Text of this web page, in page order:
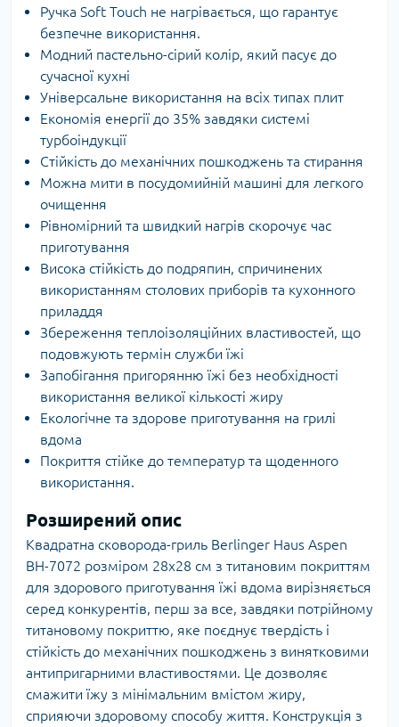
Ручка Soft Touch не нагрівається, що гарантує
безпечне використання.
Модний пастельно-сірий колір, який пасує до
сучасної кухні
Універсальне використання на всіх типах плит
Економія енергії до 35% завдяки системі
турбоіндукції
Стійкість до механічних пошкоджень та стирання
Можна мити в посудомийній машині для легкого
очищення
Рівномірний та швидкий нагрів скорочує час
приготування
Висока стійкість до подряпин, спричинених
використанням столових приборів та кухонного
приладдя
Збереження теплоізоляційних властивостей, що
подовжують термін служби їжі
Запобігання пригорянню їжі без необхідності
використання великої кількості жиру
Екологічне та здорове приготування на грилі
вдома
Покриття стійке до температур та щоденного
використання.
Розширений опис
Квадратна сковорода-гриль Berlinger Haus Aspen
BH-7072 розміром 28x28 см з титановим покриттям
для здорового приготування їжі вдома вирізняється
серед конкурентів, перш за все, завдяки потрійному
титановому покриттю, яке поєднує твердість і
стійкість до механічних пошкоджень з винятковими
антипригарними властивостями. Це дозволяє
смажити їжу з мінімальним вмістом жиру,
сприяючи здоровому способу життя. Конструкція з